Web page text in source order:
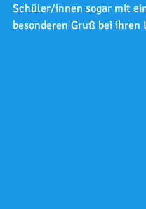
Schüler/innen sogar mit
besonderen Gruß bei